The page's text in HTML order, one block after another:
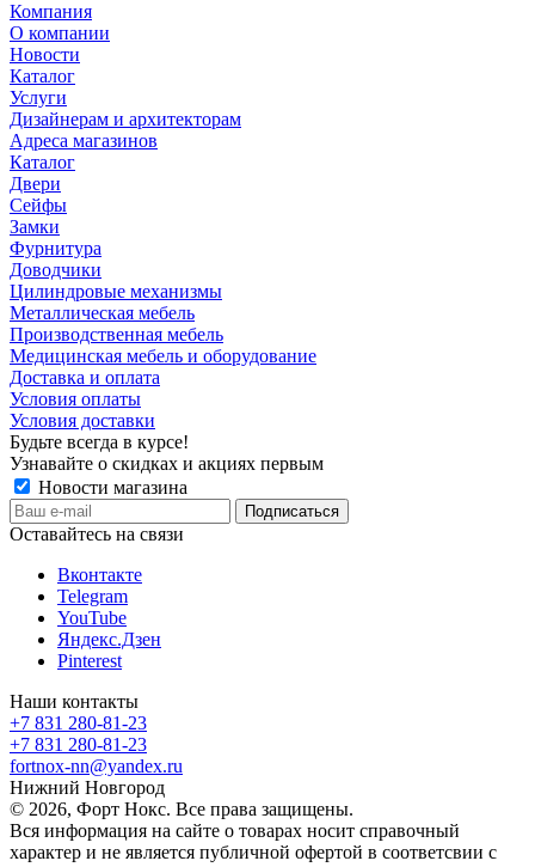
Компания
О компании
Новости
Каталог
Услуги
Дизайнерам и архитекторам
Адреса магазинов
Каталог
Двери
Сейфы
Замки
Фурнитура
Доводчики
Цилиндровые механизмы
Металлическая мебель
Производственная мебель
Медицинская мебель и оборудование
Доставка и оплата
Условия оплаты
Условия доставки
Будьте всегда в курсе!
Узнавайте о скидках и акциях первым
Новости магазина
Оставайтесь на связи
Вконтакте
Telegram
YouTube
Яндекс.Дзен
Pinterest
Наши контакты
+7 831 280-81-23
+7 831 280-81-23
fortnox-nn@yandex.ru
Нижний Новгород
© 2026, Форт Нокс. Все права защищены.
Вся информация на сайте о товарах носит справочный
характер и не является публичной офертой в соответсвии с